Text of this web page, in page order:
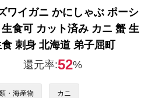
ワイガニ かにしゃぶ ポーシ
食可 カット済み カニ 蟹 生
刺身 北海道 弟子屈町
還元率:52%
・海産物 カニ